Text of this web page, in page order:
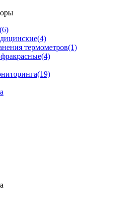
(6)
(4)
термометров(1)
(4)
(19)